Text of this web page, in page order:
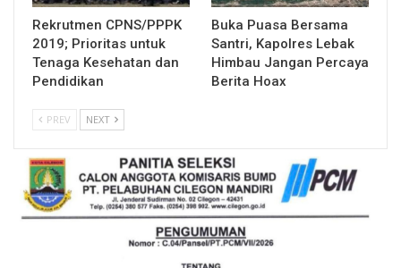
Rekrutmen CPNS/PPPK
2019; Prioritas untuk
Tenaga Kesehatan dan
Pendidikan
Buka Puasa Bersama
Santri, Kapolres Lebak
Himbau Jangan Percaya
Berita Hoax
PREV NEXT